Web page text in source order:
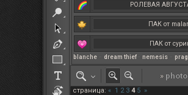
РОЛЕВАЯ
ПАК от
ПАК от
РЕНМАЙ
РОЛЕВАЯ
blanche – dream thief– nemesis –
»
страница: « 1 2 3 4 5 »